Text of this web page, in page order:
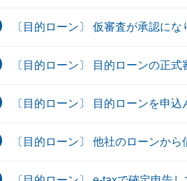
〔目的ローン〕 仮審査が承認に
〔目的ローン〕 目的ローンの正
〔目的ローン〕 目的ローンを申
〔目的ローン〕 他社のローンか